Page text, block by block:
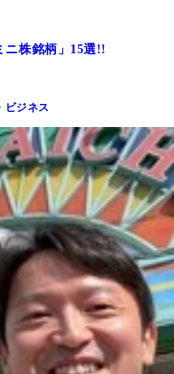
ニ株銘柄」15選!!
ビジネス